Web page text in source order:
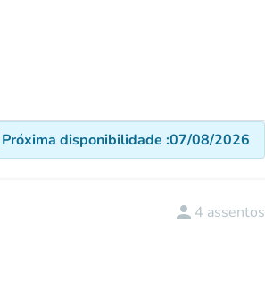
Próxima disponibilidade :07/08/2026
person 4 assentos